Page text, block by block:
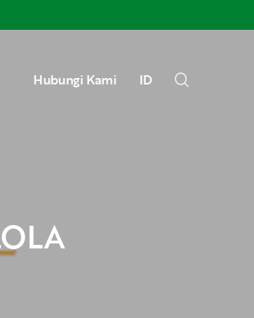
Hubungi Kami ID